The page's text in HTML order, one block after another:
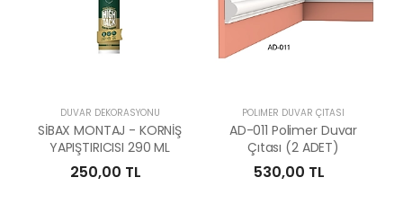
DUVAR DEKORASYONU
SİBAX MONTAJ - KORNİŞ
YAPIŞTIRICISI 290 ML
250,00 TL
POLİMER DUVAR ÇITASI
AD-011 Polimer Duvar
Çıtası (2 ADET)
530,00 TL